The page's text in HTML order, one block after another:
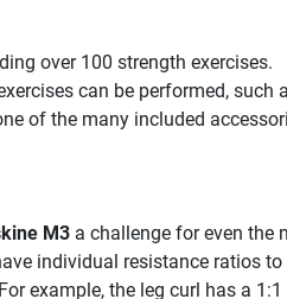
over 100 strength exercises.
can be performed, such
of the many included
M3a challenge for even the
individual resistance ratios to
example, the leg curl has a 1:1